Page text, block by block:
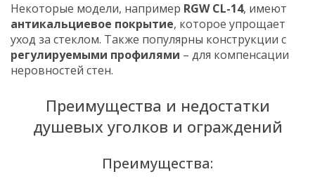
Некоторые модели, например RGW CL-14, имеют
антикальциевое покрытие, которое упрощает
уход за стеклом. Также популярны конструкции с
регулируемыми профилями – для компенсации
неровностей стен.
Преимущества и недостатки
душевых уголков и ограждений
Преимущества: